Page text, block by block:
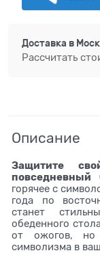
Доставка в
Рассчитать
Описание
Защитите
повседневный
горячее с
года по
станет
обеденного
от ожогов, но
символизма в